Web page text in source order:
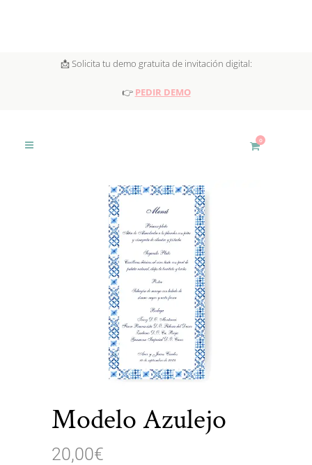
📩 Solicita tu demo gratuita de invitación digital:
👉 PEDIR DEMO
0
Modelo Azulejo
20,00€